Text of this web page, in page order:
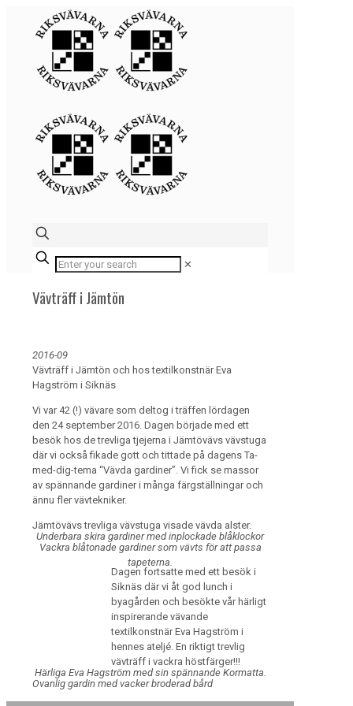
✕
Vävträff i Jämtön
2016-09
Vävträff i Jämtön och hos textilkonstnär Eva
Hagström i Siknäs
Vi var 42 (!) vävare som deltog i träffen lördagen
den 24 september 2016. Dagen började med ett
besök hos de trevliga tjejerna i Jämtövävs vävstuga
där vi också fikade gott och tittade på dagens Ta-
med-dig-tema “Vävda gardiner”. Vi fick se massor
av spännande gardiner i många färgställningar och
ännu fler vävtekniker.
Jämtövävs trevliga vävstuga visade vävda alster.
Underbara skira gardiner med inplockade blåklockor
Vackra blåtonade gardiner som vävts för att passa
tapeterna.
Dagen fortsatte med ett besök i
Siknäs där vi åt god lunch i
byagården och besökte vår härligt
inspirerande vävande
textilkonstnär Eva Hagström i
hennes ateljé. En riktigt trevlig
vävträff i vackra höstfärger!!!
Härliga Eva Hagström med sin spännande Kormatta.
Ovanlig gardin med vacker broderad bård